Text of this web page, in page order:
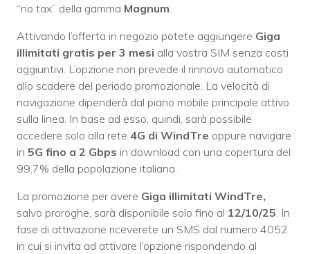
“no tax” della gamma Magnum.
Attivando l’offerta in negozio potete aggiungere Giga
illimitati gratis per 3 mesi alla vostra SIM senza costi
aggiuntivi. L’opzione non prevede il rinnovo automatico
allo scadere del periodo promozionale. La velocità di
navigazione dipenderà dal piano mobile principale attivo
sulla linea. In base ad esso, quindi, sarà possibile
accedere solo alla rete 4G di WindTre oppure navigare
in 5G fino a 2 Gbps in download con una copertura del
99,7% della popolazione italiana.
La promozione per avere Giga illimitati WindTre,
salvo proroghe, sarà disponibile solo fino al 12/10/25. In
fase di attivazione riceverete un SMS dal numero 4052
in cui si invita ad attivare l’opzione rispondendo al